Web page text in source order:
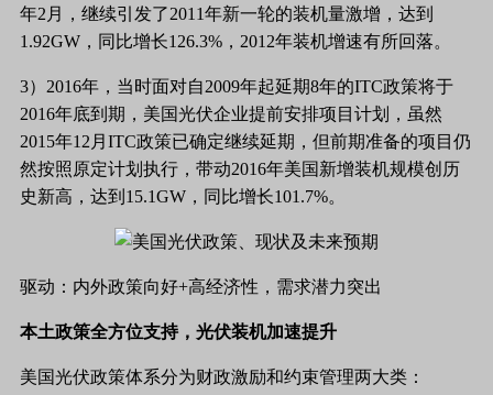
年2月，继续引发了2011年新一轮的装机量激增，达到
1.92GW，同比增长126.3%，2012年装机增速有所回落。
3）2016年，当时面对自2009年起延期8年的ITC政策将于
2016年底到期，美国光伏企业提前安排项目计划，虽然
2015年12月ITC政策已确定继续延期，但前期准备的项目仍
然按照原定计划执行，带动2016年美国新增装机规模创历
史新高，达到15.1GW，同比增长101.7%。
驱动：内外政策向好+高经济性，需求潜力突出
本土政策全方位支持，光伏装机加速提升
美国光伏政策体系分为财政激励和约束管理两大类：